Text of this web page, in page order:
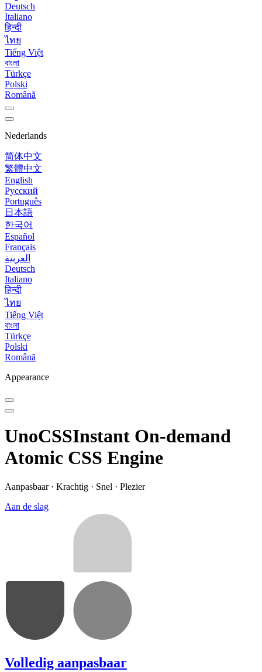
Deutsch
Italiano
हिन्दी
ไทย
Tiếng Việt
বাংলা
Türkçe
Polski
Română
Nederlands
简体中文
繁體中文
English
Русский
Português
日本語
한국어
Español
Français
العربية
Deutsch
Italiano
हिन्दी
ไทย
Tiếng Việt
বাংলা
Türkçe
Polski
Română
Appearance
UnoCSSInstant On-demand
Atomic CSS Engine
Aanpasbaar · Krachtig · Snel · Plezier
Aan de slag
Volledig aanpasbaar